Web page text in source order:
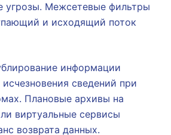
угрозы. Межсетевые фильтры
и исходящий поток
информации
сведений при
Плановые архивы на
виртуальные сервисы
возврата данных.